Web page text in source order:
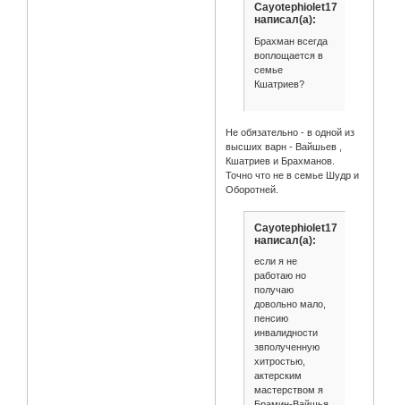
Cayotephiolet17
написал(а):
Брахман всегда
воплощается в
семье
Кшатриев?
Не обязательно - в одной из
высших варн - Вайшьев ,
Кшатриев и Брахманов.
Точно что не в семье Шудр и
Оборотней.
Cayotephiolet17
написал(а):
если я не
работаю но
получаю
довольно мало,
пенсию
инвалидности
звполученную
хитростью,
актерским
мастерством я